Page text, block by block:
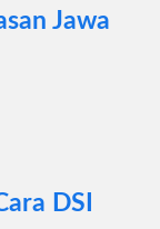
Jawa
DSI